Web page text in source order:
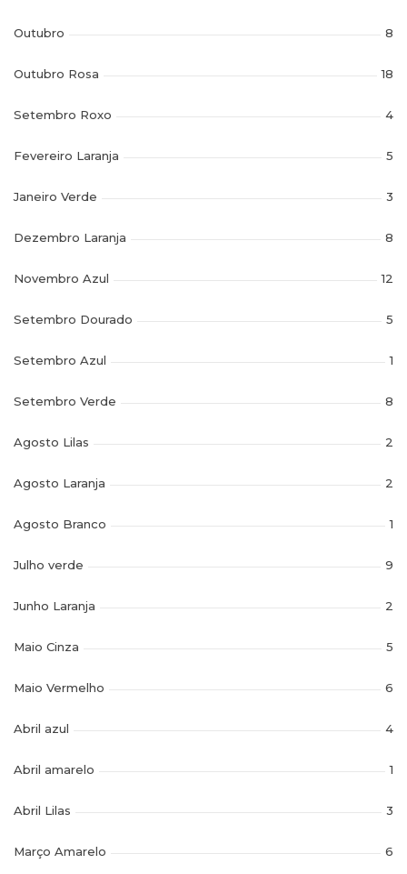
Outubro 8
Outubro Rosa 18
Setembro Roxo 4
Fevereiro Laranja 5
Janeiro Verde 3
Dezembro Laranja 8
Novembro Azul 12
Setembro Dourado 5
Setembro Azul 1
Setembro Verde 8
Agosto Lilas 2
Agosto Laranja 2
Agosto Branco 1
Julho verde 9
Junho Laranja 2
Maio Cinza 5
Maio Vermelho 6
Abril azul 4
Abril amarelo 1
Abril Lilas 3
Março Amarelo 6